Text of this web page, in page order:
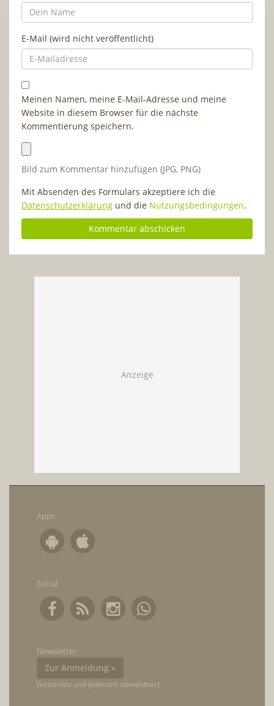
E-Mail (wird nicht veröffentlicht)
Meinen Namen, meine E-Mail-Adresse und meine
Website in diesem Browser für die nächste
Kommentierung speichern.
Bild zum Kommentar hinzufügen (JPG, PNG)
Mit Absenden des Formulars akzeptiere ich die
Datenschutzerklärung und die Nutzungsbedingungen.
Apps
Social
Newsletter
Zur Anmeldung »
(kostenlos und jederzeit abmeldbar)